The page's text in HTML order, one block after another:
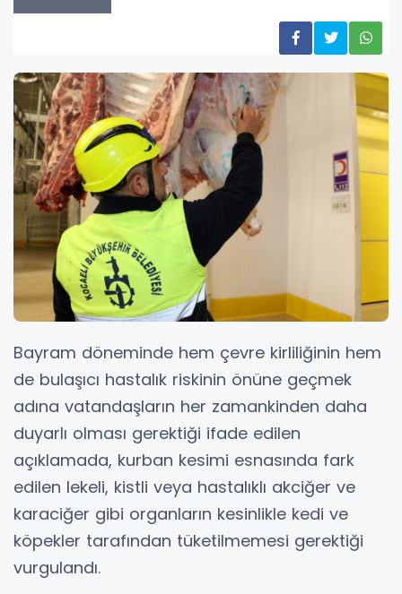
Bayram döneminde hem çevre kirliliğinin hem
de bulaşıcı hastalık riskinin önüne geçmek
adına vatandaşların her zamankinden daha
duyarlı olması gerektiği ifade edilen
açıklamada, kurban kesimi esnasında fark
edilen lekeli, kistli veya hastalıklı akciğer ve
karaciğer gibi organların kesinlikle kedi ve
köpekler tarafından tüketilmemesi gerektiği
vurgulandı.